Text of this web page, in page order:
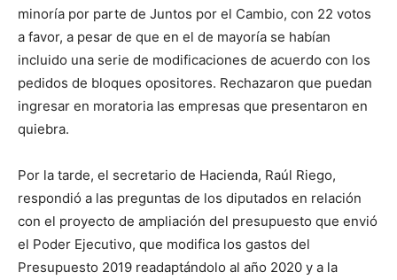
minoría por parte de Juntos por el Cambio, con 22 votos
a favor, a pesar de que en el de mayoría se habían
incluido una serie de modificaciones de acuerdo con los
pedidos de bloques opositores. Rechazaron que puedan
ingresar en moratoria las empresas que presentaron en
quiebra.
Por la tarde, el secretario de Hacienda, Raúl Riego,
respondió a las preguntas de los diputados en relación
con el proyecto de ampliación del presupuesto que envió
el Poder Ejecutivo, que modifica los gastos del
Presupuesto 2019 readaptándolo al año 2020 y a la